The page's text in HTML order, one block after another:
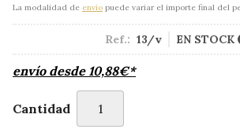
La modalidad de envío puede variar el importe final del
Ref.: 13/v EN STOCK
envío desde 10,88€*
Cantidad